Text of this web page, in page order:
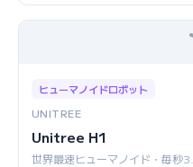
ヒューマノイドロボット
UNITREE
Unitree H1
世界最速ヒューマノイド・毎秒